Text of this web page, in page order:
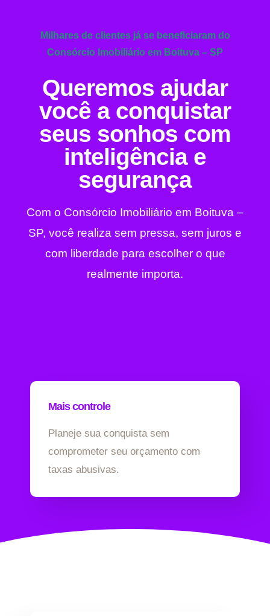
Milhares de clientes já se beneficiaram do
Consórcio Imobiliário em Boituva – SP
Queremos ajudar
você a conquistar
seus sonhos com
inteligência e
segurança
Com o Consórcio Imobiliário em Boituva –
SP, você realiza sem pressa, sem juros e
com liberdade para escolher o que
realmente importa.
Mais controle
Planeje sua conquista sem
comprometer seu orçamento com
taxas abusivas.